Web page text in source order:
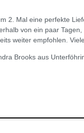
2. Mal eine perfekte
von ein paar Tagen,
weiter empfohlen.
Brooks aus